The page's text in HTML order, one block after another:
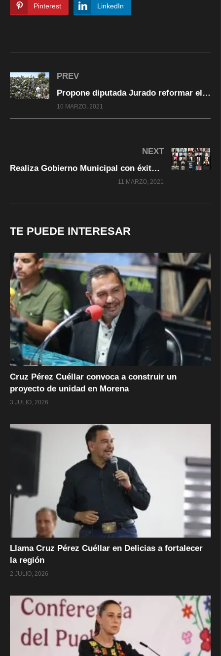
Pinterest LinkedIn
PREV
Propone diputada Jurado reformar el Código Penal del Estado en relación al fraude agropecuario
10 MARZO, 2021
NEXT
Realiza Gobierno Municipal con éxito primer webinar “Mujeres en el Deporte”
11 MARZO, 2021
TE PUEDE INTERESAR
Cruz Pérez Cuéllar convoca a construir un
proyecto de unidad en Morena
3 JULIO, 2026
Llama Cruz Pérez Cuéllar en Delicias a fortalecer
la región
2 JULIO, 2026